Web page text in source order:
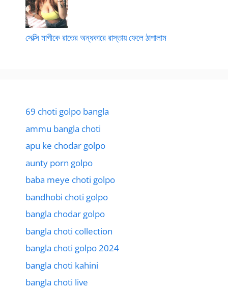
সেক্সি মাগীকে রাতের অন্ধকারে রাস্তায় ফেলে ঠাপালাম
69 choti golpo bangla
ammu bangla choti
apu ke chodar golpo
aunty porn golpo
baba meye choti golpo
bandhobi choti golpo
bangla chodar golpo
bangla choti collection
bangla choti golpo 2024
bangla choti kahini
bangla choti live